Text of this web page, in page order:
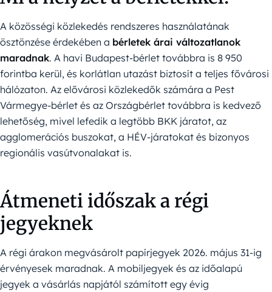
A közösségi közlekedés rendszeres használatának
ösztönzése érdekében a bérletek árai változatlanok
maradnak. A havi Budapest-bérlet továbbra is 8 950
forintba kerül, és korlátlan utazást biztosít a teljes fővárosi
hálózaton. Az elővárosi közlekedők számára a Pest
Vármegye-bérlet és az Országbérlet továbbra is kedvező
lehetőség, mivel lefedik a legtöbb BKK járatot, az
agglomerációs buszokat, a HÉV-járatokat és bizonyos
regionális vasútvonalakat is.
Átmeneti időszak a régi
jegyeknek
A régi árakon megvásárolt papírjegyek 2026. május 31-ig
érvényesek maradnak. A mobiljegyek és az időalapú
jegyek a vásárlás napjától számított egy évig